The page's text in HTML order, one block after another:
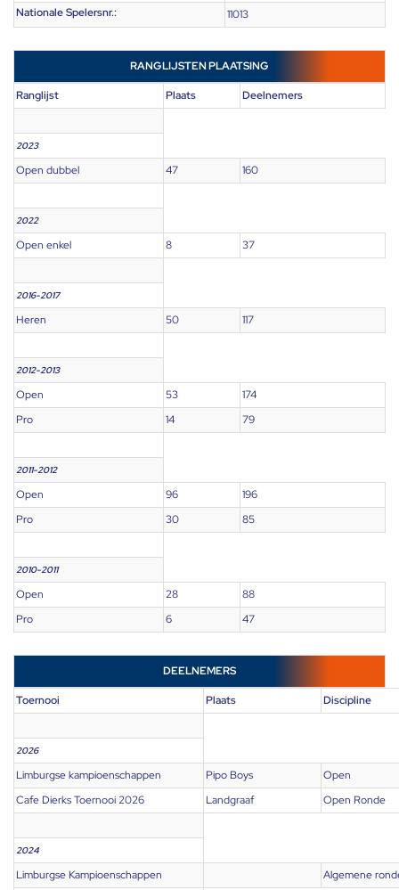
Nationale Spelersnr.:
11013
RANGLIJSTEN PLAATSING
Ranglijst Plaats Deelnemers
2023
Open dubbel 47 160
2022
Open enkel 8 37
2016-2017
Heren 50 117
2012-2013
Open 53
174
Pro
14 79
2011-2012
Open 96
196
Pro
30 85
2010-2011
Open 28
88
Pro
6 47
DEELNEMERS
Toernooi Plaats Discipline
2026
Limburgse kampioenschappen Pipo Boys
Open
Cafe Dierks Toernooi 2026
Landgraaf Open Ronde
2024
Limburgse Kampioenschappen Algemene